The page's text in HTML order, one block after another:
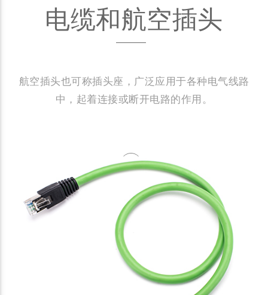
电缆和航空插头
航空插头也可称插头座，广泛应用于各种电气线路
中，起着连接或断开电路的作用。